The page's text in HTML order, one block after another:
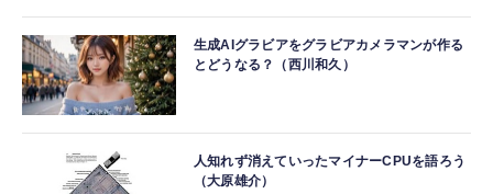
生成AIグラビアをグラビアカメラマンが作る
とどうなる？（西川和久）
人知れず消えていったマイナーCPUを語ろう
（大原雄介）